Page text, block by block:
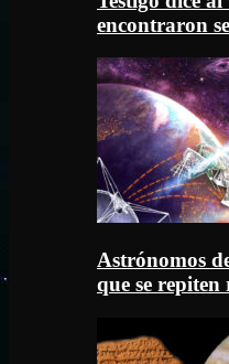
encontraron
Astrónomos
que se